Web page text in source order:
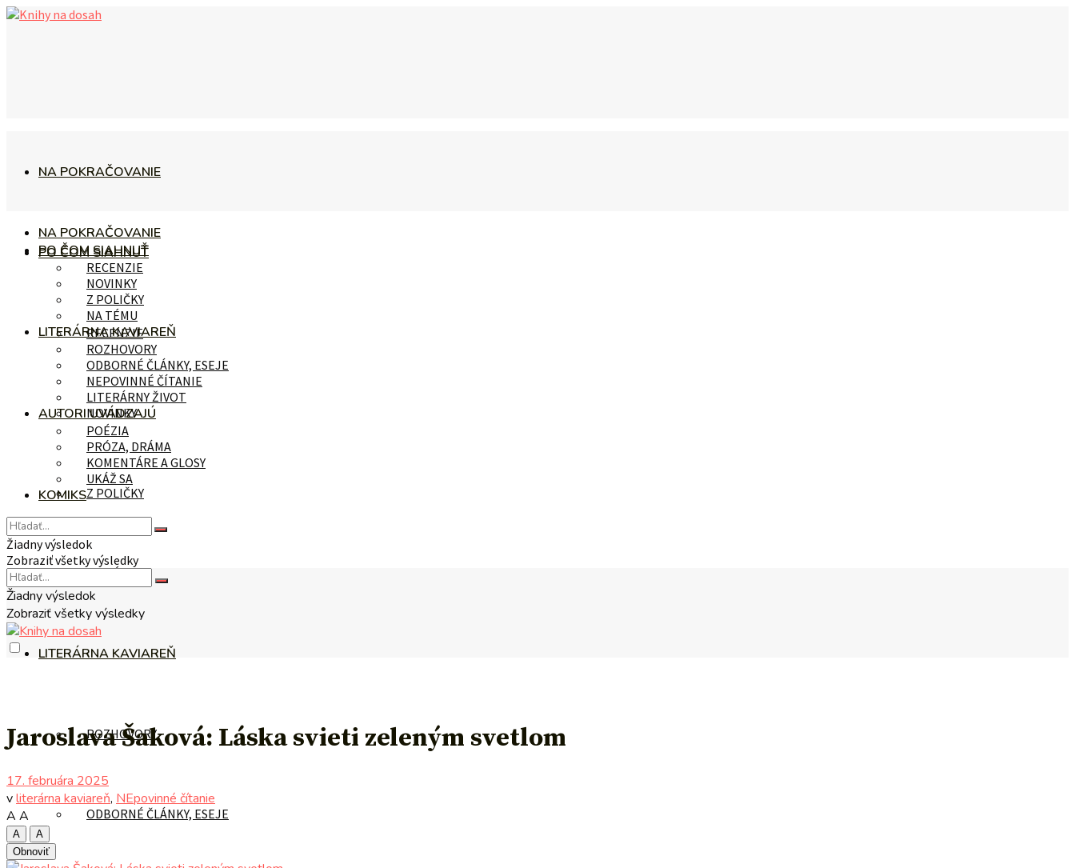
NA POKRAČOVANIE
PO ČOM SIAHNUŤ
RECENZIE
NOVINKY
Z POLIČKY
NA TÉMU
LITERÁRNA KAVIAREŇ
ROZHOVORY
ODBORNÉ ČLÁNKY, ESEJE
NA POKRAČOVANIE
PO ČOM SIAHNUŤ
RECENZIE
NOVINKY
Z POLIČKY
NA TÉMU
LITERÁRNA KAVIAREŇ
ROZHOVORY
ODBORNÉ ČLÁNKY, ESEJE
NEPOVINNÉ ČÍTANIE
LITERÁRNY ŽIVOT
AUTORI UVÁDZAJÚ
POÉZIA
PRÓZA, DRÁMA
KOMENTÁRE A GLOSY
UKÁŽ SA
KOMIKS
Žiadny výsledok
Zobraziť všetky výsledky
Žiadny výsledok
Zobraziť všetky výsledky
Jaroslava Šaková: Láska svieti zeleným svetlom
17. februára 2025
vliterárna kaviareň, NEpovinné čítanie
A A
A
A
Obnoviť